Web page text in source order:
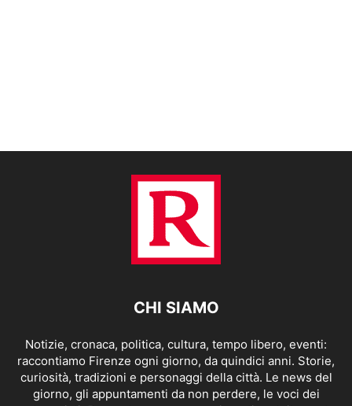
CHI SIAMO
Notizie, cronaca, politica, cultura, tempo libero, eventi:
raccontiamo Firenze ogni giorno, da quindici anni. Storie,
curiosità, tradizioni e personaggi della città. Le news del
giorno, gli appuntamenti da non perdere, le voci dei